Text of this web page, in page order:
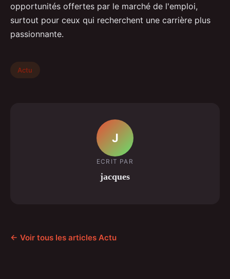
opportunités offertes par le marché de l'emploi,
surtout pour ceux qui recherchent une carrière plus
passionnante.
Actu
J
ECRIT PAR
jacques
← Voir tous les articles Actu